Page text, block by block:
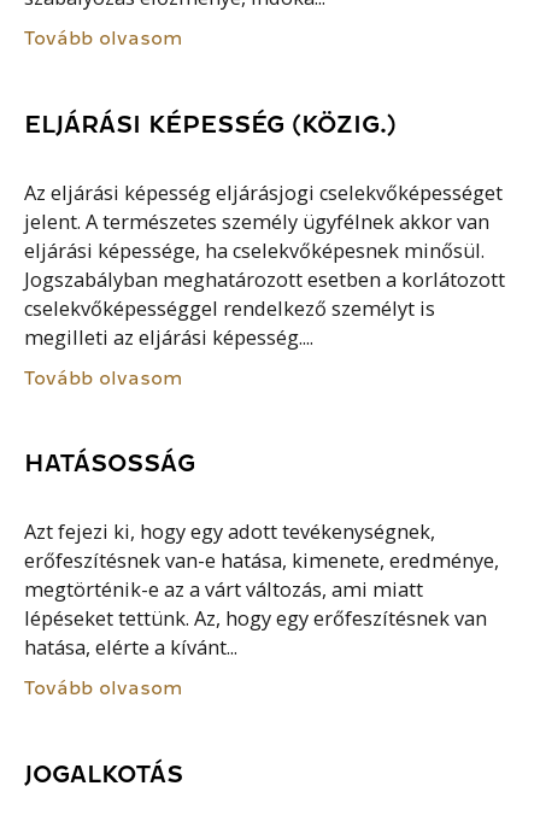
Tovább olvasom
ELJÁRÁSI KÉPESSÉG (KÖZIG.)
Az eljárási képesség eljárásjogi cselekvőképességet
jelent. A természetes személy ügyfélnek akkor van
eljárási képessége, ha cselekvőképesnek minősül.
Jogszabályban meghatározott esetben a korlátozott
cselekvőképességgel rendelkező személyt is
megilleti az eljárási képesség....
Tovább olvasom
HATÁSOSSÁG
Azt fejezi ki, hogy egy adott tevékenységnek,
erőfeszítésnek van-e hatása, kimenete, eredménye,
megtörténik-e az a várt változás, ami miatt
lépéseket tettünk. Az, hogy egy erőfeszítésnek van
hatása, elérte a kívánt...
Tovább olvasom
JOGALKOTÁS